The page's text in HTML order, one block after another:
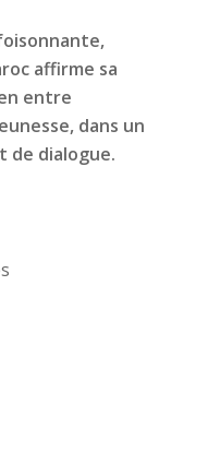
affirme sa
entre
dans un
de dialogue.